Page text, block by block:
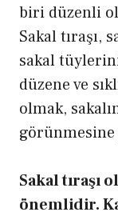
biri düzenli
Sakal tıraşı,
sakal
düzene ve
olmak,
görünmesine
Sakal tıraşı
önemlidir.